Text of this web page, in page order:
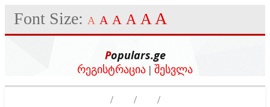
Font Size: A A A A A A
Populars.ge
რეგისტრაცია | შესვლა